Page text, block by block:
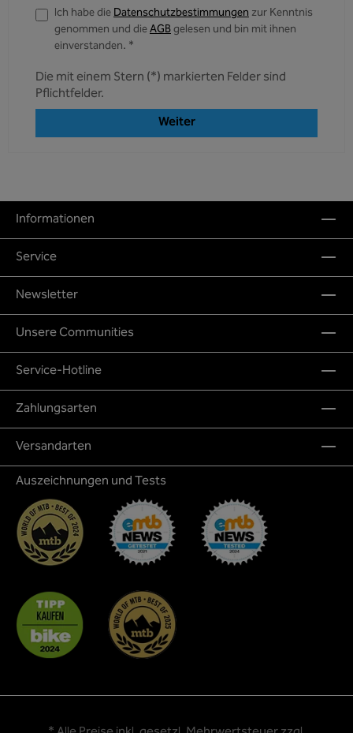
Ich habe dieDatenschutzbestimmungen zur Kenntnis
genommen und dieAGBgelesen und bin mit ihnen
einverstanden. *
Die mit einem Stern (*) markierten Felder sind
Pflichtfelder.
Weiter
Informationen
Service
Newsletter
Unsere Communities
Service-Hotline
Zahlungsarten
Versandarten
Auszeichnungen und Tests